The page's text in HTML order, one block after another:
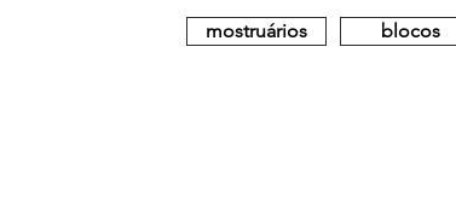
mostruários blocos